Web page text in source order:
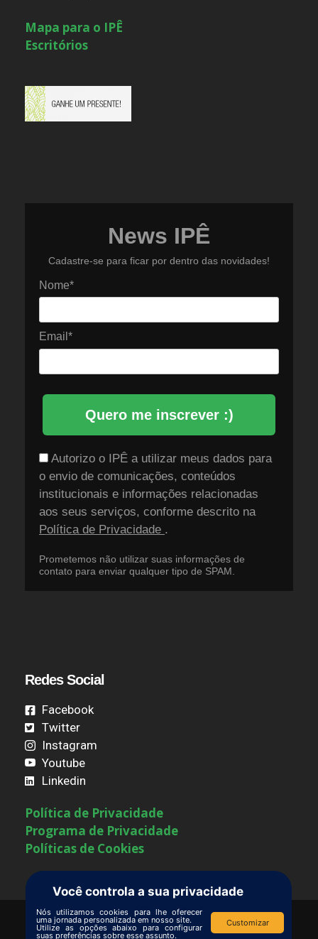
Mapa para o IPÊ
Escritórios
News IPÊ
Cadastre-se para ficar por dentro das novidades!
Nome*
Email*
Quero me inscrever :)
Autorizo o IPÊ a utilizar meus dados para
o envio de comunicações, conteúdos
institucionais e informações relacionadas
aos seus serviços, conforme descrito na
Política de Privacidade .
Prometemos não utilizar suas informações de
contato para enviar qualquer tipo de SPAM.
Redes Social
Facebook
Twitter
Instagram
Youtube
Linkedin
Política de Privacidade
Programa de Privacidade
Políticas de Cookies
Termos de Uso|Contate-nos
Você controla a sua privacidade
Nós utilizamos cookies para lhe oferecer
uma jornada personalizada em nosso site.
Utilize as opções abaixo para configurar
suas preferências sobre esse assunto.
Customizar